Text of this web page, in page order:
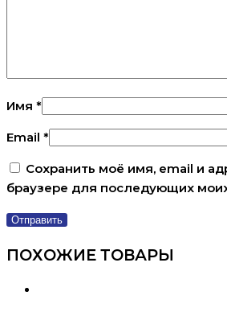
Имя *
Email *
Сохранить моё имя, email и
браузере для последующих
ПОХОЖИЕ ТОВАРЫ